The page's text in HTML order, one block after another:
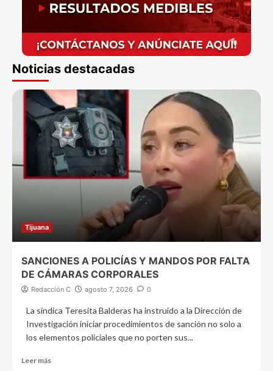
Noticias destacadas
Tijuana
SANCIONES A POLICÍAS Y MANDOS POR FALTA
DE CÁMARAS CORPORALES
Redacción C agosto 7, 2026 0
La síndica Teresita Balderas ha instruido a la Dirección de
Investigación iniciar procedimientos de sanción no solo a
los elementos policiales que no porten sus...
Leer más